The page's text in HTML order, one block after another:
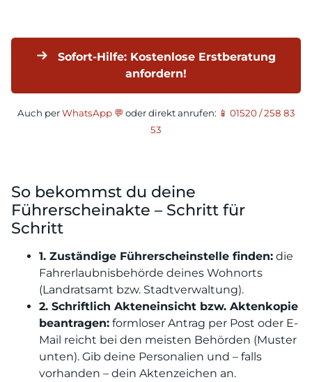
Sofort-Hilfe: Kostenlose Erstberatung
anfordern!
Auch perWhatsApp 💬 oder direkt anrufen: 📱 01520 / 258 83
53
So bekommst du deine
Führerscheinakte – Schritt für
Schritt
1. Zuständige Führerscheinstelle finden: die
Fahrerlaubnisbehörde deines Wohnorts
(Landratsamt bzw. Stadtverwaltung).
2. Schriftlich Akteneinsicht bzw. Aktenkopie
beantragen: formloser Antrag per Post oder E-
Mail reicht bei den meisten Behörden (Muster
unten). Gib deine Personalien und – falls
vorhanden – dein Aktenzeichen an.